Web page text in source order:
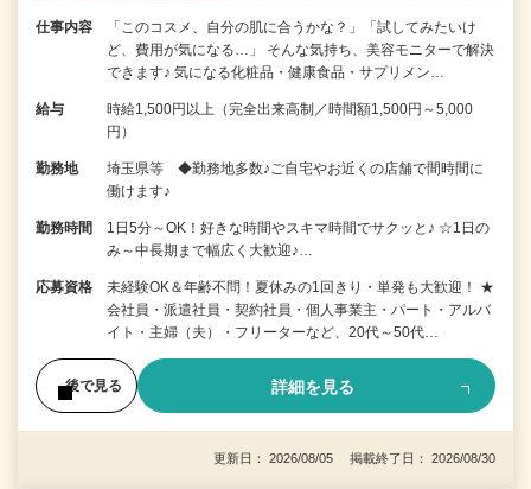
仕事内容
「このコスメ、自分の肌に合うかな？」「試してみたいけ
ど、費用が気になる…」 そんな気持ち、美容モニターで解決
できます♪ 気になる化粧品・健康食品・サプリメン…
給与
時給1,500円以上（完全出来高制／時間額1,500円～5,000
円）
勤務地
埼玉県等 ◆勤務地多数♪ご自宅やお近くの店舗で間時間に
働けます♪
勤務時間
1日5分～OK！好きな時間やスキマ時間でサクッと♪ ☆1日の
み～中長期まで幅広く大歓迎♪…
応募資格
未経験OK＆年齢不問！夏休みの1回きり・単発も大歓迎！ ★
会社員・派遣社員・契約社員・個人事業主・パート・アルバ
イト・主婦（夫）・フリーターなど、20代～50代…
後で見る 詳細を見る
更新日： 2026/08/05 掲載終了日： 2026/08/30